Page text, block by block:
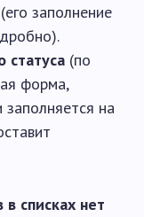
(его заполнение
статуса (по
форма,
на
списках нет